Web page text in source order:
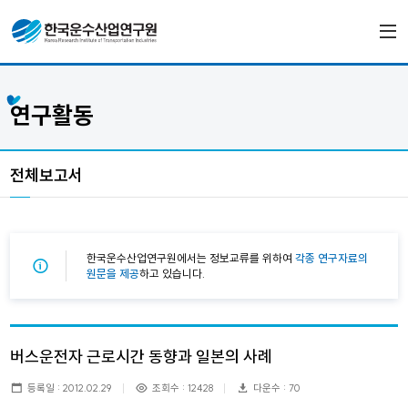
연구활동
전체보고서
한국운수산업연구원에서는 정보교류를 위하여 각종 연구자료의
원문을 제공하고 있습니다.
버스운전자 근로시간 동향과 일본의 사례
등록일 : 2012.02.29 조회수 : 12428 다운수 : 70